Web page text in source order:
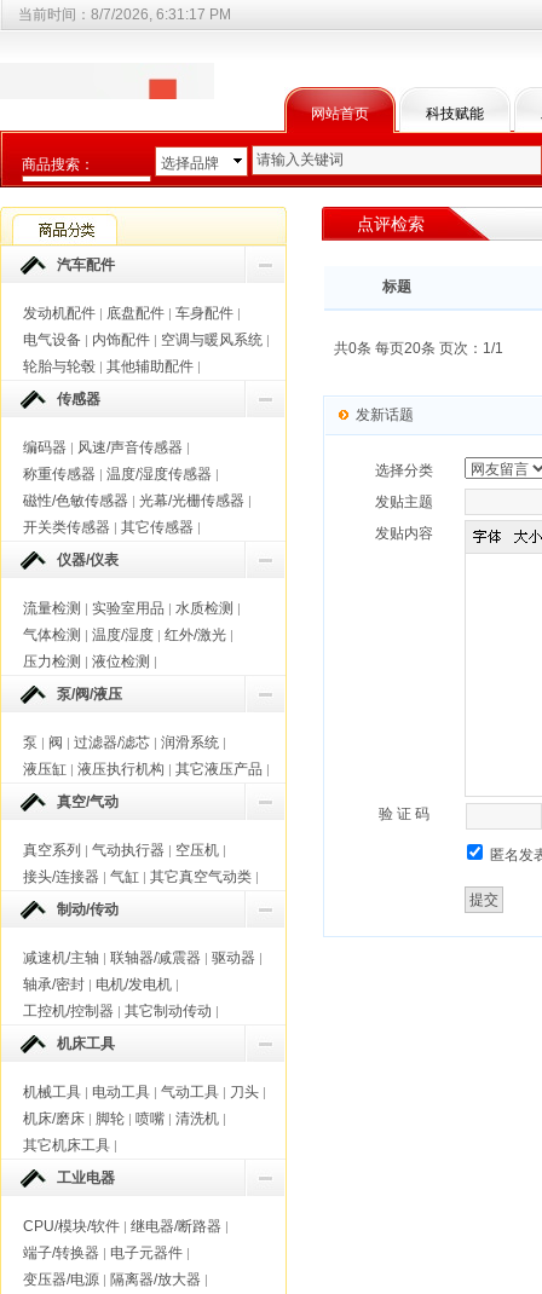
网站首页 科技赋能
当前时间： 8/7/2026, 6:31:17 PM
商品搜索：
选择商品分类
选择品牌
汽车配件
发动机配件 | 底盘配件 | 车身配件 |
电气设备 | 内饰配件 | 空调与暖风系统 |
轮胎与轮毂 | 其他辅助配件 |
传感器
编码器 | 风速/声音传感器 |
称重传感器 | 温度/湿度传感器 |
磁性/色敏传感器 | 光幕/光栅传感器 |
开关类传感器 | 其它传感器 |
仪器/仪表
流量检测 | 实验室用品 | 水质检测 |
气体检测 | 温度/湿度 | 红外/激光 |
压力检测 | 液位检测 |
泵/阀/液压
泵 | 阀 | 过滤器/滤芯 | 润滑系统 |
液压缸 | 液压执行机构 | 其它液压产品 |
真空/气动
真空系列 | 气动执行器 | 空压机 |
接头/连接器 | 气缸 | 其它真空气动类 |
制动/传动
减速机/主轴 | 联轴器/减震器 | 驱动器 |
轴承/密封 | 电机/发电机 |
工控机/控制器 | 其它制动传动 |
机床工具
机械工具 | 电动工具 | 气动工具 | 刀头 |
机床/磨床 | 脚轮 | 喷嘴 | 清洗机 |
其它机床工具 |
工业电器
CPU/模块/软件 | 继电器/断路器 |
端子/转换器 | 电子元器件 |
变压器/电源 | 隔离器/放大器 |
点评检索
标题
共0条 每页20条 页次：1/1
发新话题
选择分类
发贴主题
发贴内容
验 证 码
匿名发